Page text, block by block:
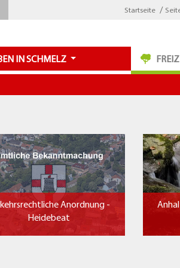
Startseite
IN SCHMELZ
Anordnung -
Heidebeat